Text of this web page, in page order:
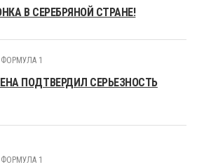
В СЕРЕБРЯНОЙ СТРАНЕ!
ФОРМУЛА 1
ПОДТВЕРДИЛ СЕРЬЕЗНОСТЬ
ФОРМУЛА 1